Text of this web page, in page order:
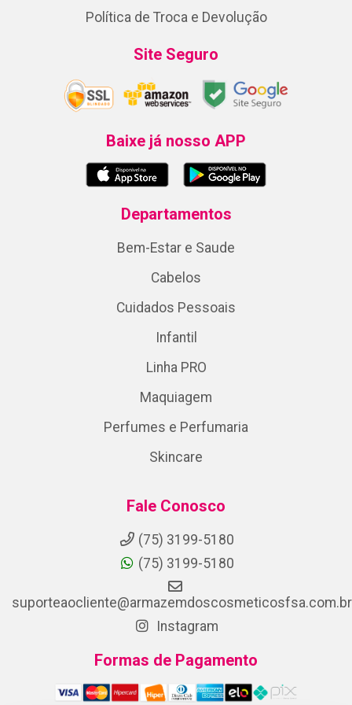
Política de Troca e Devolução
Site Seguro
Baixe já nosso APP
Departamentos
Bem-Estar e Saude
Cabelos
Cuidados Pessoais
Infantil
Linha PRO
Maquiagem
Perfumes e Perfumaria
Skincare
Fale Conosco
(75) 3199-5180
(75) 3199-5180
suporteaocliente@armazemdoscosmeticosfsa.com.br
Instagram
Formas de Pagamento